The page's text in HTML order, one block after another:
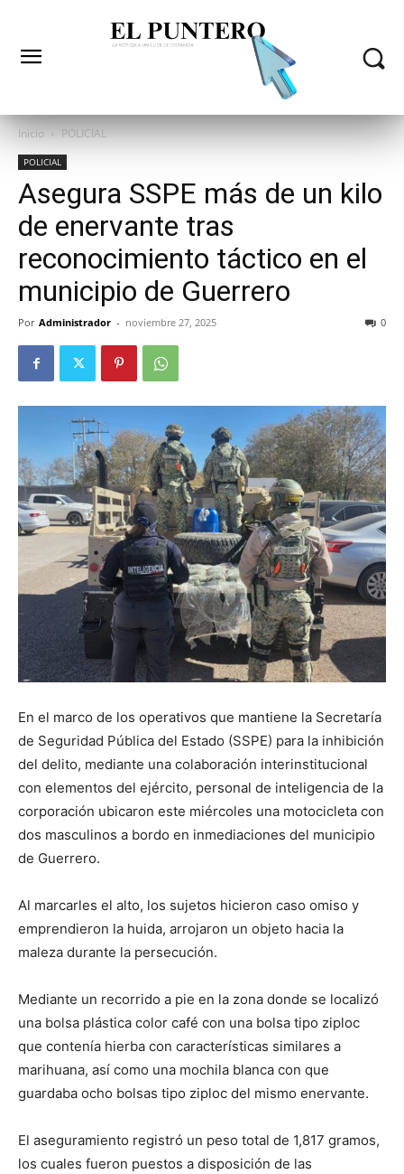
Inicio POLICIAL
POLICIAL
Asegura SSPE más de un kilo
de enervante tras
reconocimiento táctico en el
municipio de Guerrero
Por Administrador - noviembre 27, 2025 0
En el marco de los operativos que mantiene la Secretaría
de Seguridad Pública del Estado (SSPE) para la inhibición
del delito, mediante una colaboración interinstitucional
con elementos del ejército, personal de inteligencia de la
corporación ubicaron este miércoles una motocicleta con
dos masculinos a bordo en inmediaciones del municipio
de Guerrero.
Al marcarles el alto, los sujetos hicieron caso omiso y
emprendieron la huida, arrojaron un objeto hacia la
maleza durante la persecución.
Mediante un recorrido a pie en la zona donde se localizó
una bolsa plástica color café con una bolsa tipo ziploc
que contenía hierba con características similares a
marihuana, así como una mochila blanca con que
guardaba ocho bolsas tipo ziploc del mismo enervante.
El aseguramiento registró un peso total de 1,817 gramos,
los cuales fueron puestos a disposición de las